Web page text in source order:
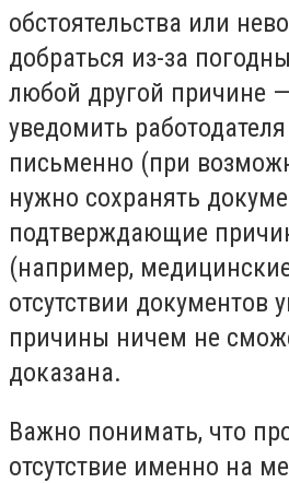
обстоятельства или
добраться из-за
любой другой причине
уведомить
письменно (при
нужно сохранять
подтверждающие
(например,
отсутствии документов
причины ничем не
доказана.
Важно понимать, что
отсутствие именно на